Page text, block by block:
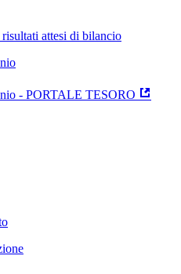
attesi di bilancio
- PORTALE TESORO